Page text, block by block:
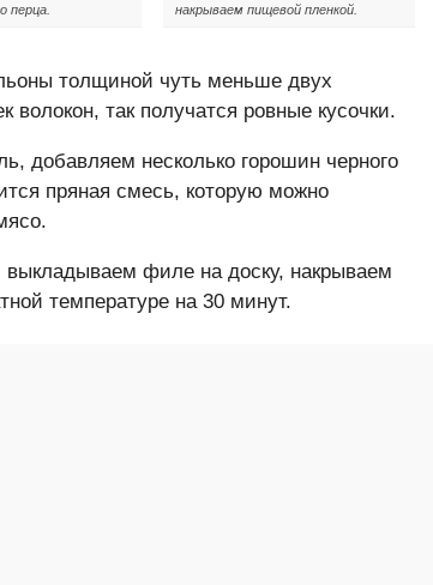
перца.
накрываем пищевой пленкой.
толщиной чуть меньше двух
так получатся ровные кусочки.
добавляем несколько горошин черного
пряная смесь, которую можно
филе на доску, накрываем
температуре на 30 минут.